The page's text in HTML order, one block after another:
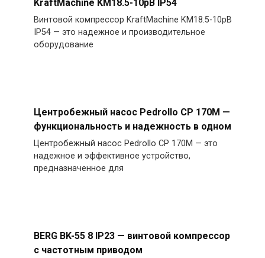
KraftMachine KM18.5-10рВ IP54
Винтовой компрессор KraftMachine KM18.5-10рВ
IP54 — это надежное и производительное
оборудование
Центробежный насос Pedrollo CP 170M —
функциональность и надежность в одном
Центробежный насос Pedrollo CP 170M — это
надежное и эффективное устройство,
предназначенное для
BERG BK-55 8 IP23 — винтовой компрессор
с частотным приводом